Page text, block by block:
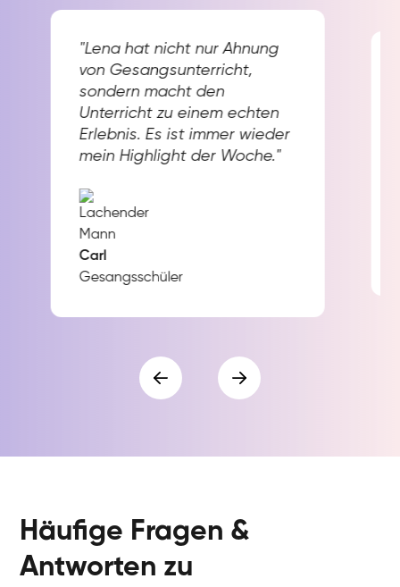
"Lena hat nicht nur Ahnung
von Gesangsunterricht,
sondern macht den
Unterricht zu einem echten
Erlebnis. Es ist immer wieder
mein Highlight der Woche."
Carl
Gesangsschüler
Häufige Fragen &
Antworten zu